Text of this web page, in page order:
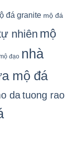
đá granite mộ đá
nhiên mộ
đạo nhà
mộ đá
datuong rao